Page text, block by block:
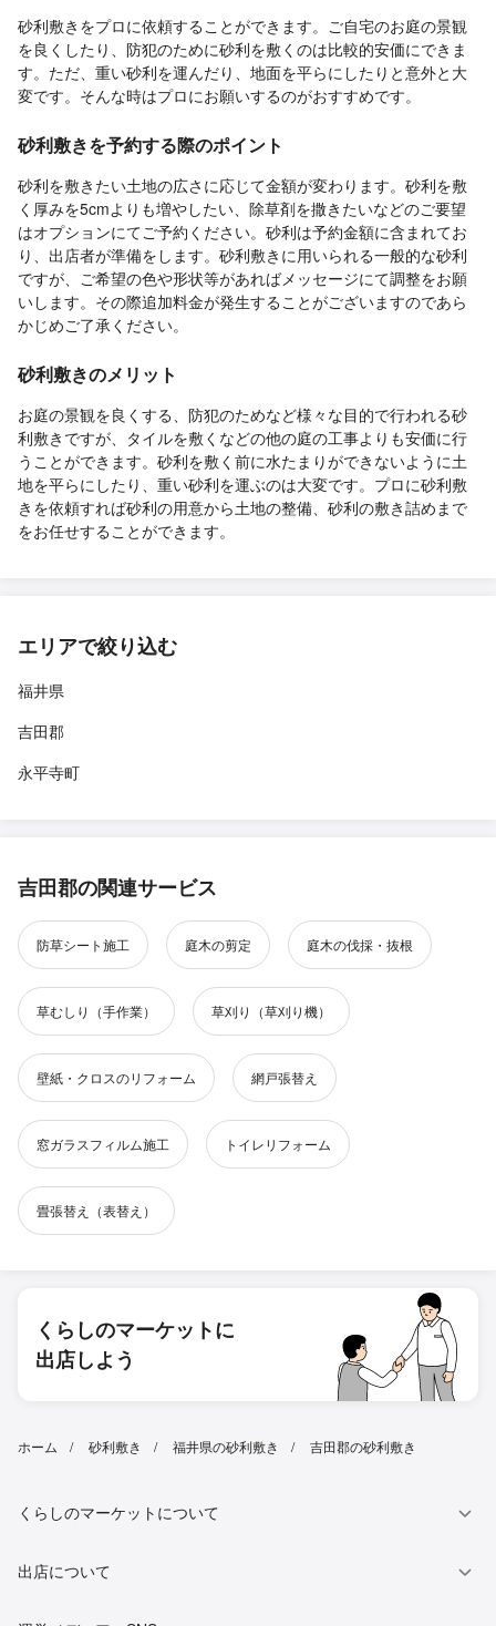
砂利敷きをプロに依頼することができます。ご自宅のお庭の景観
を良くしたり、防犯のために砂利を敷くのは比較的安価にできま
す。ただ、重い砂利を運んだり、地面を平らにしたりと意外と大
変です。そんな時はプロにお願いするのがおすすめです。
砂利敷きを予約する際のポイント
砂利を敷きたい土地の広さに応じて金額が変わります。砂利を敷
く厚みを5cmよりも増やしたい、除草剤を撒きたいなどのご要望
はオプションにてご予約ください。砂利は予約金額に含まれてお
り、出店者が準備をします。砂利敷きに用いられる一般的な砂利
ですが、ご希望の色や形状等があればメッセージにて調整をお願
いします。その際追加料金が発生することがございますのであら
かじめご了承ください。
砂利敷きのメリット
お庭の景観を良くする、防犯のためなど様々な目的で行われる砂
利敷きですが、タイルを敷くなどの他の庭の工事よりも安価に行
うことができます。砂利を敷く前に水たまりができないように土
地を平らにしたり、重い砂利を運ぶのは大変です。プロに砂利敷
きを依頼すれば砂利の用意から土地の整備、砂利の敷き詰めまで
をお任せすることができます。
エリアで絞り込む
福井県
吉田郡
永平寺町
吉田郡の関連サービス
防草シート施工 庭木の剪定 庭木の伐採・抜根
草むしり（手作業） 草刈り（草刈り機）
壁紙・クロスのリフォーム 網戸張替え
窓ガラスフィルム施工 トイレリフォーム
畳張替え（表替え）
くらしのマーケットに
出店しよう
ホーム 砂利敷き 福井県の砂利敷き 吉田郡の砂利敷き
くらしのマーケットについて
出店について